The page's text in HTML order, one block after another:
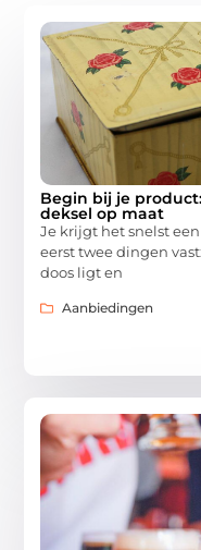
Begin bij je
deksel op maat
Je krijgt het snelst
eerst twee dingen
doos ligt en
Aanbiedingen